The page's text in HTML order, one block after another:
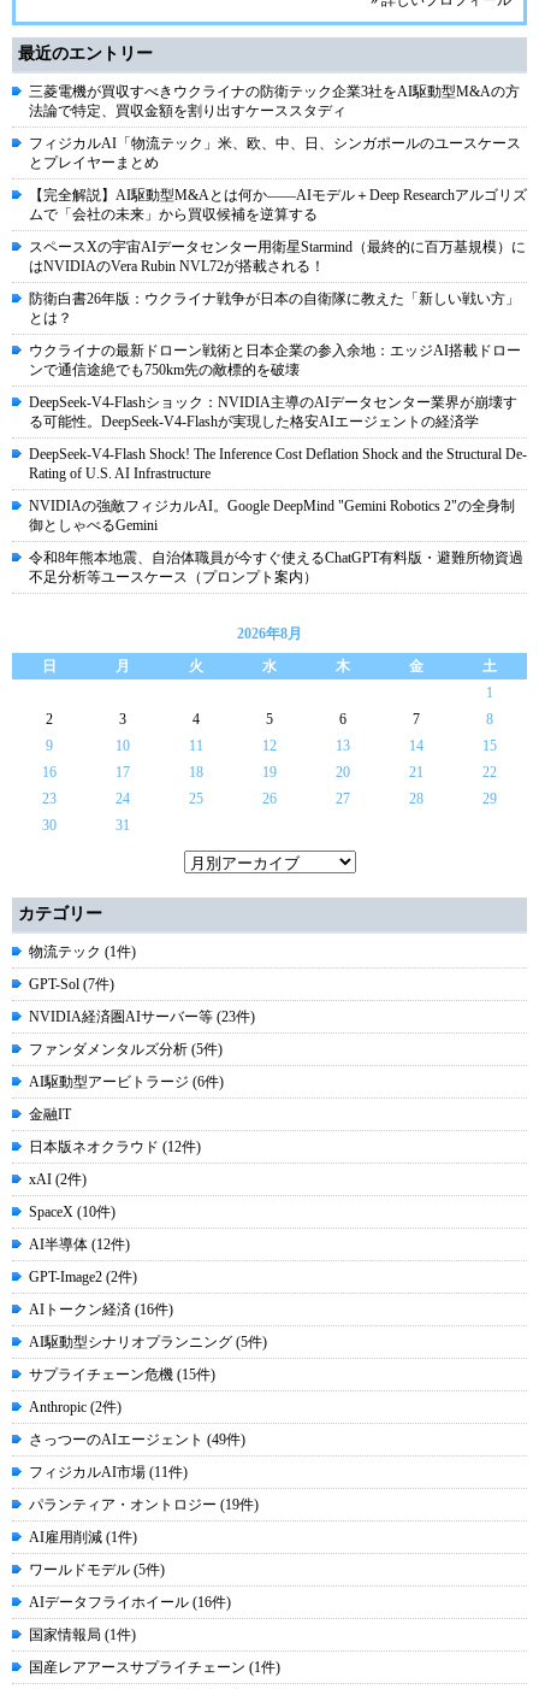
最近のエントリー
三菱電機が買収すべきウクライナの防衛テック企業3社をAI駆動型M&Aの方
法論で特定、買収金額を割り出すケーススタディ
フィジカルAI「物流テック」米、欧、中、日、シンガポールのユースケース
とプレイヤーまとめ
【完全解説】AI駆動型M&Aとは何か――AIモデル＋Deep Researchアルゴリズ
ムで「会社の未来」から買収候補を逆算する
スペースXの宇宙AIデータセンター用衛星Starmind（最終的に百万基規模）に
はNVIDIAのVera Rubin NVL72が搭載される！
防衛白書26年版：ウクライナ戦争が日本の自衛隊に教えた「新しい戦い方」
とは？
ウクライナの最新ドローン戦術と日本企業の参入余地：エッジAI搭載ドロー
ンで通信途絶でも750km先の敵標的を破壊
DeepSeek-V4-Flashショック：NVIDIA主導のAIデータセンター業界が崩壊す
る可能性。DeepSeek-V4-Flashが実現した格安AIエージェントの経済学
DeepSeek-V4-Flash Shock! The Inference Cost Deflation Shock and the Structural De-
Rating of U.S. AI Infrastructure
NVIDIAの強敵フィジカルAI。Google DeepMind "Gemini Robotics 2"の全身制
御としゃべるGemini
令和8年熊本地震、自治体職員が今すぐ使えるChatGPT有料版・避難所物資過
不足分析等ユースケース（プロンプト案内）
2026年8月
日
月 火 水 木 金
土
1
2
3 4 5 6 7
8
9
10 11 12 13 14
15
16
17 18 19 20 21
22
23
24 25 26 27 28
29
30
31
カテゴリー
物流テック (1件)
GPT-Sol (7件)
NVIDIA経済圏AIサーバー等 (23件)
ファンダメンタルズ分析 (5件)
AI駆動型アービトラージ (6件)
金融IT
日本版ネオクラウド (12件)
xAI (2件)
SpaceX (10件)
AI半導体 (12件)
GPT-Image2 (2件)
AIトークン経済 (16件)
AI駆動型シナリオプランニング (5件)
サプライチェーン危機 (15件)
Anthropic (2件)
さっつーのAIエージェント (49件)
フィジカルAI市場 (11件)
パランティア・オントロジー (19件)
AI雇用削減 (1件)
ワールドモデル (5件)
AIデータフライホイール (16件)
国家情報局 (1件)
国産レアアースサプライチェーン (1件)